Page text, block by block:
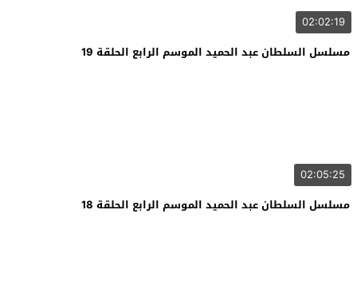
02:02:19
مسلسل السلطان عبد الحميد الموسم الرابع الحلقة 19
02:05:25
مسلسل السلطان عبد الحميد الموسم الرابع الحلقة 18